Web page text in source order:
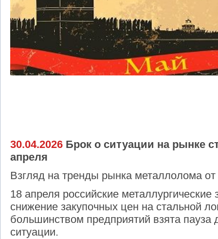
30.04.2026 Брок о ситуации на рынке
апреля
Взгляд на тренды рынка металлолома
18 апреля российские
снижение закупочных цен на стальной
большинством предприятий взята пауза
ситуации.